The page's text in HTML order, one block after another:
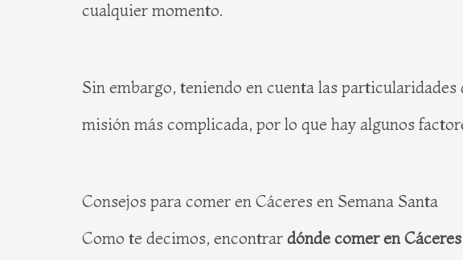
cualquier momento.
Sin embargo, teniendo en cuenta las particularidades
misión más complicada, por lo que hay algunos
Consejos para comer en Cáceres en Semana Santa
Como te decimos, encontrar dónde comer en